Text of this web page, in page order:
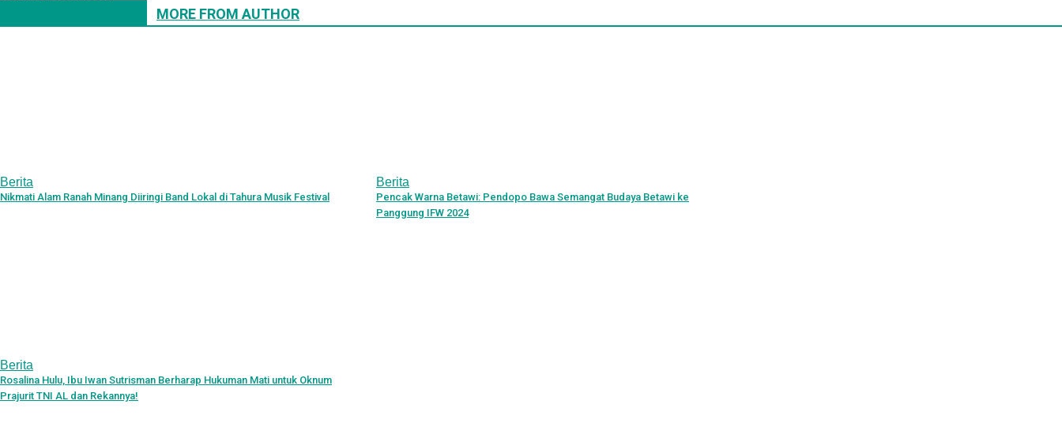
MORE FROM AUTHOR
Berita
Nikmati Alam Ranah Minang Diiringi Band Lokal di Tahura Musik Festival
Berita
Pencak Warna Betawi: Pendopo Bawa Semangat Budaya Betawi ke
Panggung IFW 2024
Berita
Rosalina Hulu, Ibu Iwan Sutrisman Berharap Hukuman Mati untuk Oknum
Prajurit TNI AL dan Rekannya!